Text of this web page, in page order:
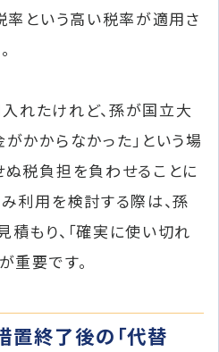
率という高い税率が適用さ
れたけれど、孫が国立大
かからなかった」という場
税負担を負わせることに
利用を検討する際は、孫
もり、「確実に使い切れ
重要です。
終了後の「代替